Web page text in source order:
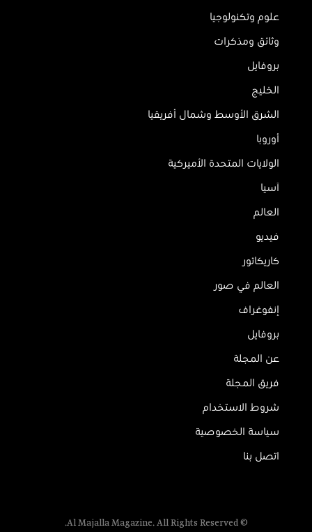
علوم وتكنولوجيا
وثائق ومذكرات
بروفايل
الخليج
الشرق الأوسط وشمال أفريقيا
أوروبا
الولايات المتحدة الأميركية
آسيا
العالم
فيديو
كاريكاتور
العالم في صور
إنفوغراف
بروفايل
عن المجلة
فريق المجلة
شروط الاستخدام
سياسة الخصوصية
اتصل بنا
© Al Majalla Magazine. All Rights Reserved.